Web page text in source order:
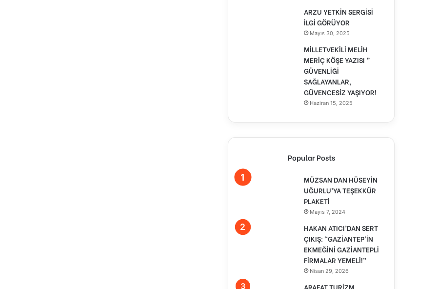
ARZU YETKİN SERGİSİ
İLGİ GÖRÜYOR
Mayıs 30, 2025
MİLLETVEKİLİ MELİH
MERİÇ KÖŞE YAZISI ”
GÜVENLİĞİ
SAĞLAYANLAR,
GÜVENCESİZ YAŞIYOR!
Haziran 15, 2025
Popular Posts
MÜZSAN DAN HÜSEYİN
UĞURLU’YA TEŞEKKÜR
PLAKETİ
Mayıs 7, 2024
HAKAN ATICI’DAN SERT
ÇIKIŞ: “GAZİANTEP’İN
EKMEĞİNİ GAZİANTEPLİ
FİRMALAR YEMELİ!”
Nisan 29, 2026
ARAFAT TURİZM